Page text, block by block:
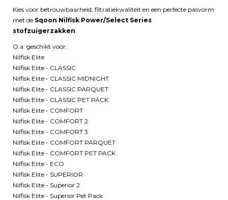
Kies voor betrouwbaarheid, filtratiekwaliteit en een perfecte pasvorm
met de Sqoon Nilfisk Power/Select Series
stofzuigerzakken.
O.a. geschikt voor:
Nilfisk Elite
Nilfisk Elite - CLASSIC
Nilfisk Elite - CLASSIC MIDNIGHT
Nilfisk Elite - CLASSIC PARQUET
Nilfisk Elite - CLASSIC PET PACK
Nilfisk Elite - COMFORT
Nilfisk Elite - COMFORT 2
Nilfisk Elite - COMFORT 3
Nilfisk Elite - COMFORT PARQUET
Nilfisk Elite - COMFORT PET PACK
Nilfisk Elite - ECO
Nilfisk Elite - SUPERIOR
Nilfisk Elite - Superior 2
Nilfisk Elite - Superior Pet Pack